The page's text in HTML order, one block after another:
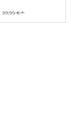
39,95 € *